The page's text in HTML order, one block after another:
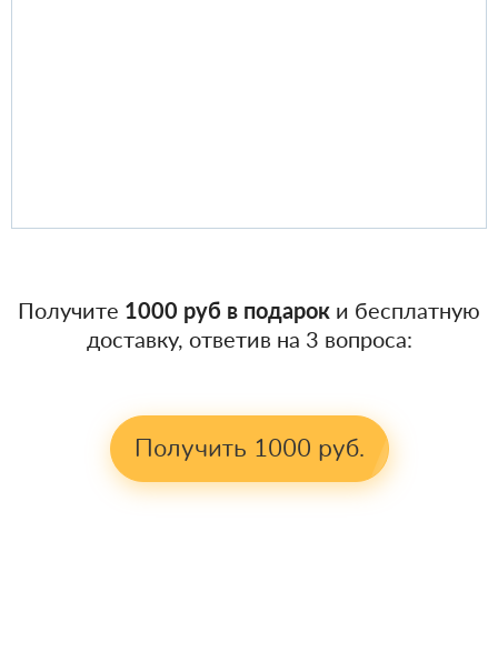
Получите 1000 руб в подарок и бесплатную
доставку, ответив на 3 вопроса:
Получить 1000 руб.